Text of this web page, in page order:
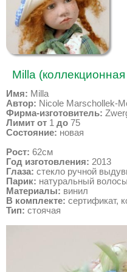
Milla (коллекционная
Имя: Milla
Автор: Nicole Marschollek-
Фирма-изготовитель:
Лимит от 1 до 75
Состояние: новая
Рост: 62см
Год изготовления: 2013
Глаза: стекло ручной
Парик: натуральный
Материалы: винил
В комплекте: сертификат,
Тип: стоячая